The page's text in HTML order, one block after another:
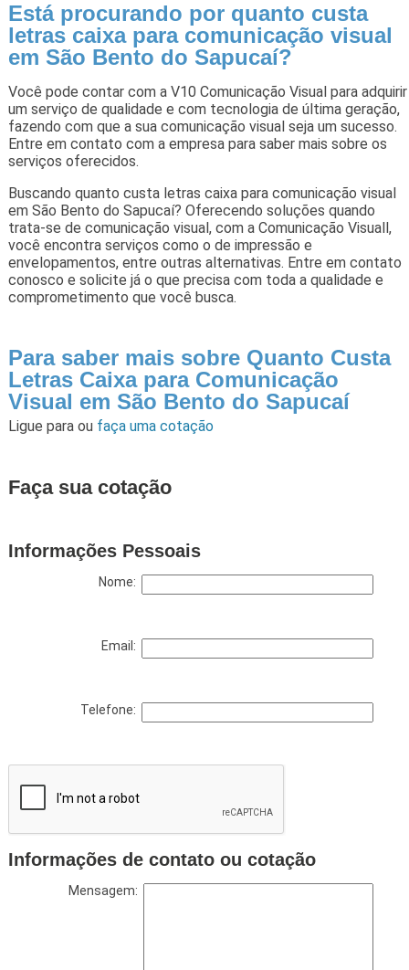
Está procurando por quanto custa
letras caixa para comunicação visual
em São Bento do Sapucaí?
Você pode contar com a V10 Comunicação Visual para adquirir
um serviço de qualidade e com tecnologia de última geração,
fazendo com que a sua comunicação visual seja um sucesso.
Entre em contato com a empresa para saber mais sobre os
serviços oferecidos.
Buscando quanto custa letras caixa para comunicação visual
em São Bento do Sapucaí? Oferecendo soluções quando
trata-se de comunicação visual, com a Comunicação Visuall,
você encontra serviços como o de impressão e
envelopamentos, entre outras alternativas. Entre em contato
conosco e solicite já o que precisa com toda a qualidade e
comprometimento que você busca.
Para saber mais sobre Quanto Custa
Letras Caixa para Comunicação
Visual em São Bento do Sapucaí
Ligue para ou faça uma cotação
Faça sua cotação
Informações Pessoais
Nome:
Email:
Telefone:
Informações de contato ou cotação
Mensagem: